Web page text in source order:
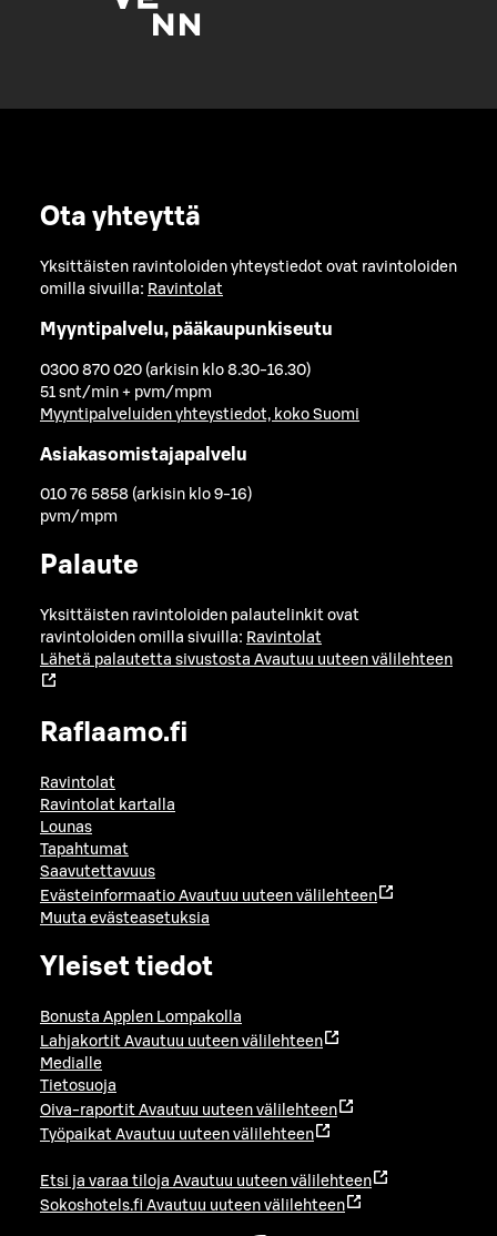
Ota yhteyttä
Yksittäisten ravintoloiden yhteystiedot ovat ravintoloiden
omilla sivuilla: Ravintolat
Myyntipalvelu, pääkaupunkiseutu
0300 870 020 (arkisin klo 8.30-16.30)
51 snt/min + pvm/mpm
Myyntipalveluiden yhteystiedot, koko Suomi
Asiakasomistajapalvelu
010 76 5858 (arkisin klo 9-16)
pvm/mpm
Palaute
Yksittäisten ravintoloiden palautelinkit ovat
ravintoloiden omilla sivuilla: Ravintolat
Lähetä palautetta sivustosta Avautuu uuteen välilehteen
Raflaamo.fi
Ravintolat
Ravintolat kartalla
Lounas
Tapahtumat
Saavutettavuus
Evästeinformaatio Avautuu uuteen välilehteen
Muuta evästeasetuksia
Yleiset tiedot
Bonusta Applen Lompakolla
Lahjakortit Avautuu uuteen välilehteen
Medialle
Tietosuoja
Oiva-raportit Avautuu uuteen välilehteen
Työpaikat Avautuu uuteen välilehteen
Etsi ja varaa tiloja Avautuu uuteen välilehteen
Sokoshotels.fi Avautuu uuteen välilehteen